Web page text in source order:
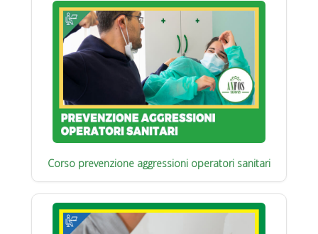
Corso prevenzione aggressioni operatori sanitari